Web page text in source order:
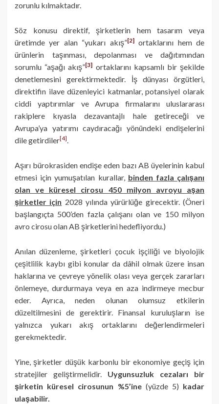
zorunlu kılmaktadır.
Söz konusu direktif, şirketlerin hem tasarım veya
üretimde yer alan “yukarı akış”[2]ortaklarını hem de
ürünlerin taşınması, depolanması ve dağıtımından
sorumlu “aşağı akış”[3] ortaklarını kapsamlı bir şekilde
denetlemesini gerektirmektedir. İş dünyası örgütleri,
direktifin ilave düzenleyici katmanlar, potansiyel olarak
ciddi yaptırımlar ve Avrupa firmalarını uluslararası
rakiplere kıyasla dezavantajlı hale getireceği ve
Avrupa’ya yatırımı caydıracağı yönündeki endişelerini
dile getirdiler[4].
Aşırı bürokrasiden endişe eden bazı AB üyelerinin kabul
etmesi için yumuşatılan kurallar, binden fazla çalışanı
olan ve küresel cirosu 450 milyon avroyu aşan
şirketler için 2028 yılında yürürlüğe girecektir. (Öneri
başlangıçta 500’den fazla çalışanı olan ve 150 milyon
avro cirosu olan AB şirketlerini hedefliyordu.)
Anılan düzenleme, şirketleri çocuk işçiliği ve biyolojik
çeşitlilik kaybı gibi konular da dâhil olmak üzere insan
haklarına ve çevreye yönelik olası veya gerçek zararları
önlemeye, durdurmaya veya en aza indirmeye mecbur
eder. Ayrıca, neden olunan olumsuz etkilerin
düzeltilmesini de gerektirir. Finansal kuruluşların ise
yalnızca yukarı akış ortaklarını değerlendirmeleri
gerekmektedir.
Yine, şirketler düşük karbonlu bir ekonomiye geçiş için
stratejiler geliştirmelidir. Uygunsuzluk cezaları bir
şirketin küresel cirosunun %5’ine(yüzde 5) kadar
ulaşabilir.